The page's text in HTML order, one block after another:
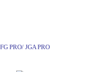
PRO/ JGA PRO